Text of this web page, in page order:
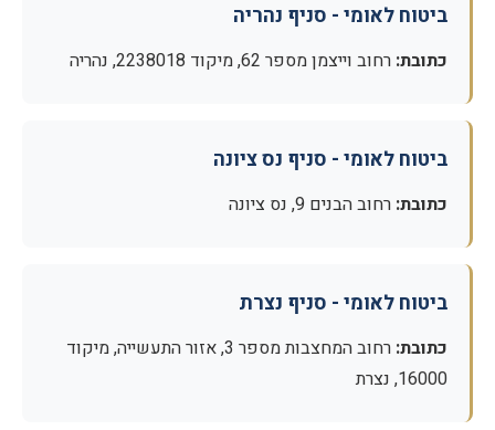
ביטוח לאומי - סניף נהריה
כתובת: רחוב וייצמן מספר 62, מיקוד 2238018, נהריה
ביטוח לאומי - סניף נס ציונה
כתובת: רחוב הבנים 9, נס ציונה
ביטוח לאומי - סניף נצרת
כתובת:
רחוב המחצבות מספר 3, אזור התעשייה, מיקוד
16000, נצרת